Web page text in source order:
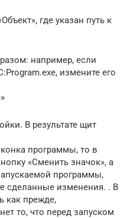
где указан путь к
например, если
измените его
В результате щит
программы, то в
«Сменить значок», а
программы,
сделанные изменения. . В
как прежде,
то, что перед запуском